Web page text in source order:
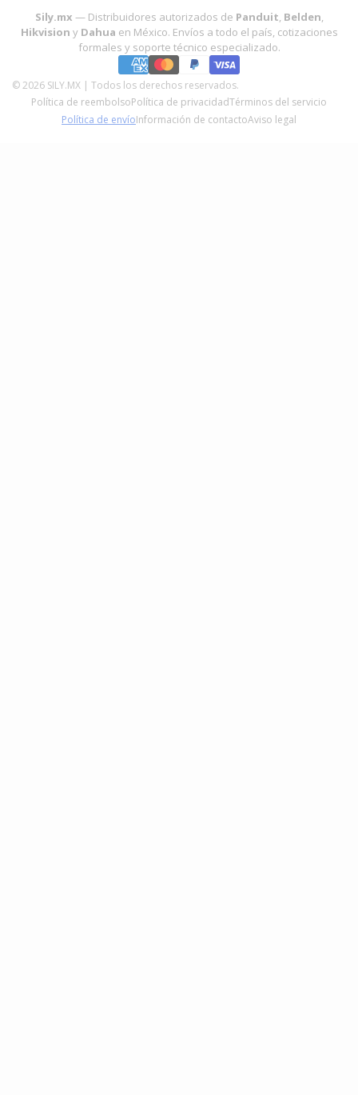
Política de Envíos
Términos del servicio
asesoría gratuita para cotizar, diseñar e implementar proyectos
tecnológicos con envío a toda la República Mexicana,
facturación CFDI y soporte técnico sin costo.
Cotizaciones formales
Pick Up disponible
Pagos seguros y flexibles
Sily.mx — Distribuidores autorizados de Panduit, Belden,
Hikvision y Dahua en México. Envíos a todo el país, cotizaciones
formales y soporte técnico especializado.
Métodos de pago
© 2026 SILY.MX | Todos los derechos reservados.
Política de reembolsoPolítica de privacidadTérminos del servicio
Política de envíoInformación de contactoAviso legal